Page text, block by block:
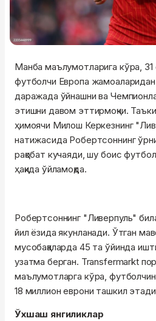
Манба маълумотларига кўра,
футболчи Европа жамоаларидан
даражада ўйнашни ва
этишни давом эттирмоқчи.
ҳимоячи Милош Керкезнинг
натижасида Робертсоннинг
рақобат кучаяди, шу боис
ҳақида ўйламоқда.
Робертсоннинг "Ливерпуль"
йил ёзида якунланади. Ўтган
мусобақаларда 45 та ўйинда
узатма берган. Transfermarkt
маълумотларга кўра,
18 миллион еврони ташкил
Ўхшаш янгиликлар